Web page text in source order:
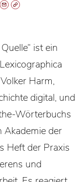
ist ein
Harm,
digital, und
Wörterbuchs
Akademie der
Heft der Praxis
und